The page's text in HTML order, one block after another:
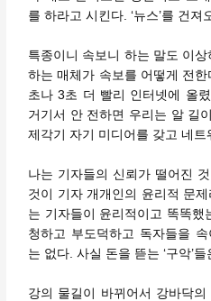
를 하라고 시킨다. ‘뉴스’를 건져
특종이니 속보니 하는 말도 이
하는 매체가 속보를 어떻게 전
초나 3초 더 빨리 인터넷에 올
거기서 안 전하면 우리는 알 길
제각기 자기 미디어를 갖고 네
나는 기자들의 신뢰가 떨어진 것
것이 기자 개개인의 윤리적 문
는 기자들이 윤리적이고 똑똑했
청하고 부도덕하고 독자들을
는 없다. 사실 돈을 뜯는 ‘구악’
강의 물길이 바뀌어서 강바닥의